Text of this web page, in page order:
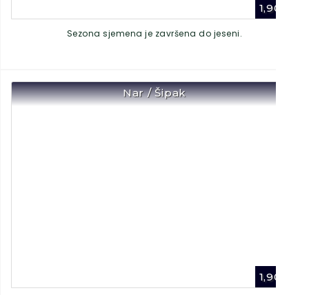
1,90
Sezona sjemena je završena do jeseni.
Nar / Šipak
1,90